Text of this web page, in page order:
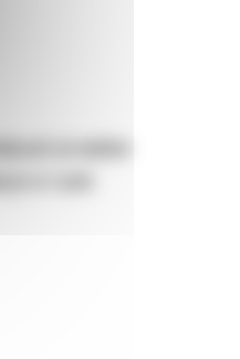
przepływ
w razie